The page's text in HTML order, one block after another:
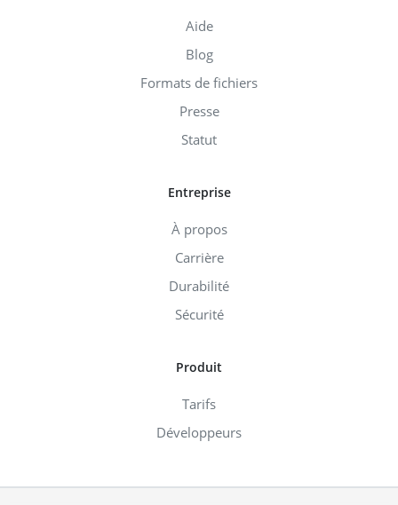
Aide
Blog
Formats de fichiers
Presse
Statut
Entreprise
À propos
Carrière
Durabilité
Sécurité
Produit
Tarifs
Développeurs